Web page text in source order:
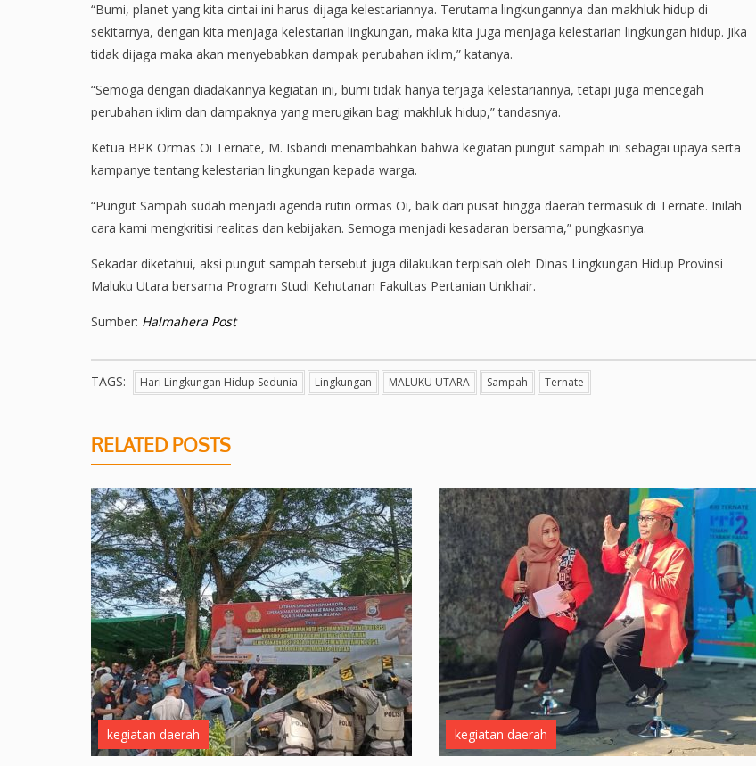
“Bumi, planet yang kita cintai ini harus dijaga kelestariannya. Terutama lingkungannya dan makhluk hidup di
sekitarnya, dengan kita menjaga kelestarian lingkungan, maka kita juga menjaga kelestarian lingkungan hidup. Jika
tidak dijaga maka akan menyebabkan dampak perubahan iklim,” katanya.
“Semoga dengan diadakannya kegiatan ini, bumi tidak hanya terjaga kelestariannya, tetapi juga mencegah
perubahan iklim dan dampaknya yang merugikan bagi makhluk hidup,” tandasnya.
Ketua BPK Ormas Oi Ternate, M. Isbandi menambahkan bahwa kegiatan pungut sampah ini sebagai upaya serta
kampanye tentang kelestarian lingkungan kepada warga.
“Pungut Sampah sudah menjadi agenda rutin ormas Oi, baik dari pusat hingga daerah termasuk di Ternate. Inilah
cara kami mengkritisi realitas dan kebijakan. Semoga menjadi kesadaran bersama,” pungkasnya.
Sekadar diketahui, aksi pungut sampah tersebut juga dilakukan terpisah oleh Dinas Lingkungan Hidup Provinsi
Maluku Utara bersama Program Studi Kehutanan Fakultas Pertanian Unkhair.
Sumber: Halmahera Post
TAGS: Hari Lingkungan Hidup Sedunia Lingkungan MALUKU UTARA Sampah Ternate
RELATED POSTS
kegiatan daerah kegiatan daerah